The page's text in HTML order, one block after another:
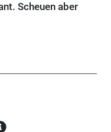
Scheuen aber